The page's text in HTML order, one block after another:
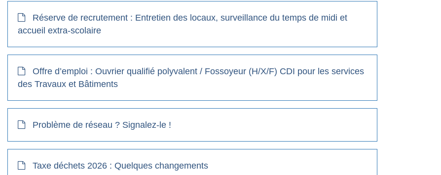
Réserve de recrutement : Entretien des locaux, surveillance du temps de midi et
accueil extra-scolaire
Offre d’emploi : Ouvrier qualifié polyvalent / Fossoyeur (H/X/F) CDI pour les services
des Travaux et Bâtiments
Problème de réseau ? Signalez-le !
Taxe déchets 2026 : Quelques changements